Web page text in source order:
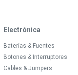
Electrónica
Baterías & Fuentes
Botones & Interruptores
Cables & Jumpers